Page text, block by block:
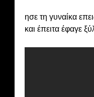
ησε τη γυναίκα
και έπειτα έφαγε